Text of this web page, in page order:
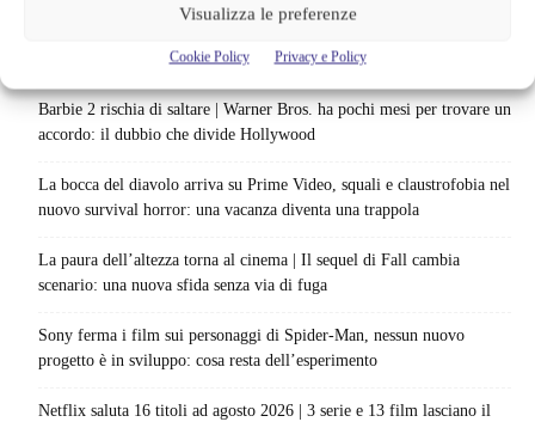
Visualizza le preferenze
Cookie Policy Privacy e Policy
Barbie 2 rischia di saltare | Warner Bros. ha pochi mesi per trovare un
accordo: il dubbio che divide Hollywood
La bocca del diavolo arriva su Prime Video, squali e claustrofobia nel
nuovo survival horror: una vacanza diventa una trappola
La paura dell’altezza torna al cinema | Il sequel di Fall cambia
scenario: una nuova sfida senza via di fuga
Sony ferma i film sui personaggi di Spider-Man, nessun nuovo
progetto è in sviluppo: cosa resta dell’esperimento
Netflix saluta 16 titoli ad agosto 2026 | 3 serie e 13 film lasciano il